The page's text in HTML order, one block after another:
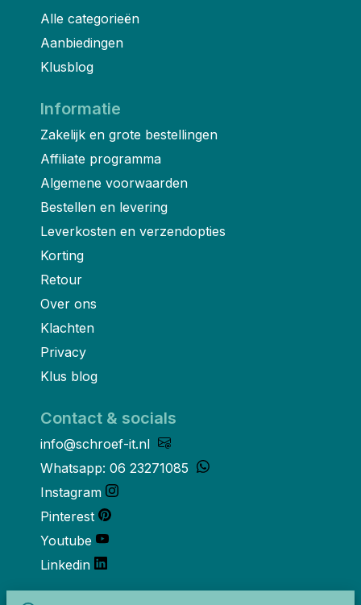
Alle categorieën
Aanbiedingen
Klusblog
Informatie
Zakelijk en grote bestellingen
Affiliate programma
Algemene voorwaarden
Bestellen en levering
Leverkosten en verzendopties
Korting
Retour
Over ons
Klachten
Privacy
Klus blog
Contact & socials
info@schroef-it.nl
Whatsapp: 06 23271085
Instagram
Pinterest
Youtube
Linkedin